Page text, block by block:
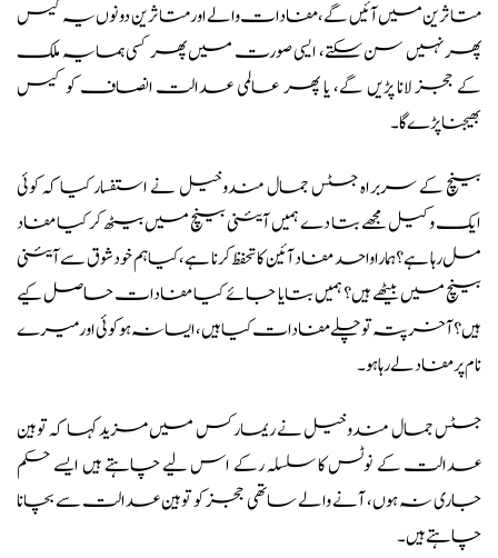
متاثرین میں آئیں گے، مفادات والے اور متاثرین دونوں یہ کیس
پھر نہیں سن سکتے، ایسی صورت میں پھر کسی ہمسایہ ملک
کے ججز لانا پڑیں گے، یا پھر عالمی عدالت انصاف کو کیس
بھیجنا پڑے گا۔
بینچ کے سربراہ جسٹس جمال مندوخیل نے استفسار کیا کہ کوئی
ایک وکیل مجھے بتا دے ہمیں آئینی بینچ میں بیٹھ کر کیا مفاد
مل رہا ہے؟ ہمارا واحد مفاد آئین کا تحفظ کرنا ہے، کیا ہم خود شوق سے آئینی
بینچ میں بیٹھے ہیں؟ ہمیں بتایا جائے کیا مفادات حاصل کیے
ہیں؟ آخر پتہ تو چلے مفادات کیا ہیں، ایسا نہ ہو کوئی اور میرے
نام پر مفاد لے رہا ہو۔
جسٹس جمال مندوخیل نے ریمارکس میں مزید کہا کہ توہین
عدالت کے نوٹس کا سلسلہ رکے اس لیے چاہتے ہیں ایسے حکم
جاری نہ ہوں، آنے والے ساتھی ججز کو توہین عدالت سے بچانا
چاہتے ہیں۔